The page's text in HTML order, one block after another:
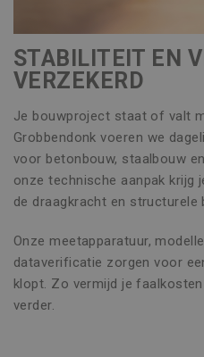
STABILITEIT EN
VERZEKERD
Je bouwproject staat of valt
Grobbendonk voeren we
voor betonbouw, staalbouw
onze technische aanpak krijg
de draagkracht en structurele
Onze meetapparatuur,
dataverificatie zorgen voor
klopt. Zo vermijd je
verder.